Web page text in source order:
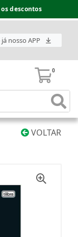
descontos
já nosso APP
0
VOLTAR